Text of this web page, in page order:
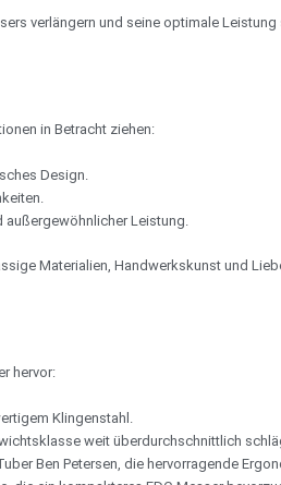
verlängern und seine optimale Leistung
in Betracht ziehen:
Design.
außergewöhnlicher Leistung.
Materialien, Handwerkskunst und
hervor:
Klingenstahl.
weit überdurchschnittlich
Ben Petersen, die hervorragende